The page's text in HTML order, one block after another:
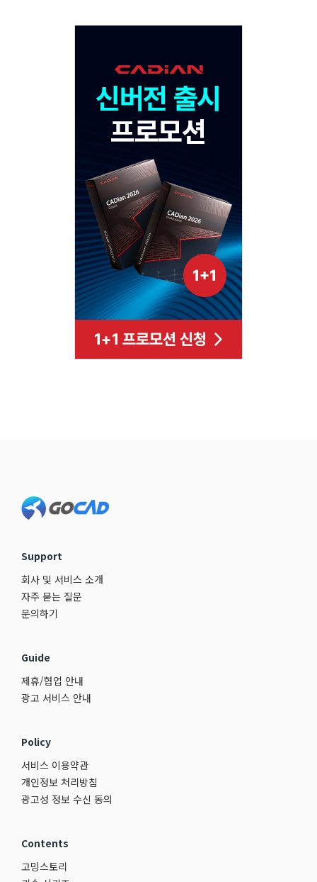
Support
회사 및 서비스 소개
자주 묻는 질문
문의하기
Guide
제휴/협업 안내
광고 서비스 안내
Policy
서비스 이용약관
개인정보 처리방침
광고성 정보 수신 동의
Contents
고밍스토리